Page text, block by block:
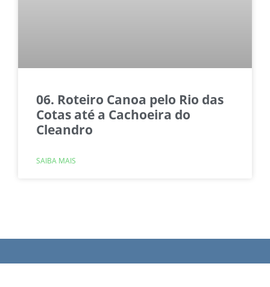
06. Roteiro Canoa pelo Rio das
Cotas até a Cachoeira do
Cleandro
SAIBA MAIS